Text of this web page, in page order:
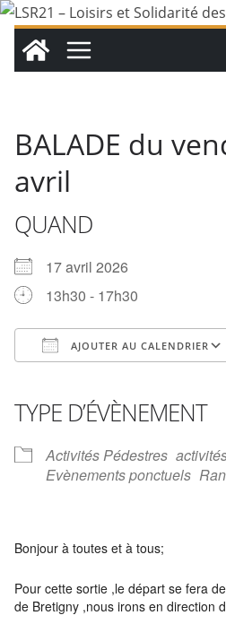
Passer
contenu
BALADE du
avril
QUAND
17 avril 2026
13h30 - 17h30
AJOUTER AU CALENDRIER
TYPE D’ÉVÈNEMENT
Activités Pédestres
Evènements ponctuels
Bonjour à toutes et à tous;
Pour cette sortie ,le départ se fera
de Bretigny ,nous irons en direction